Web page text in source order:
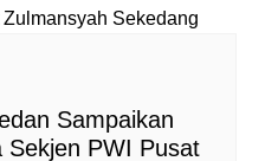
Sampaikan
Sekjen PWI Pusat